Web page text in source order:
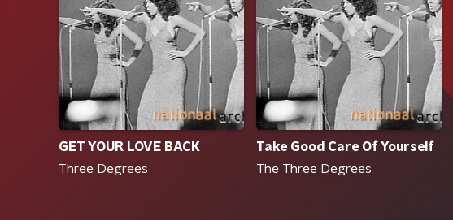
GET YOUR LOVE BACK
Three Degrees
Take Good Care Of Yourself
The Three Degrees